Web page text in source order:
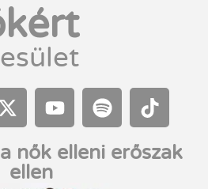
nők elleni erőszak
ellen